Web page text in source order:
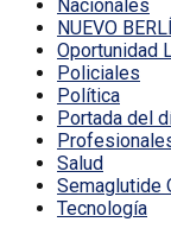
Nacionales
NUEVO
Oportunidad
Policiales
Política
Portada del
Salud
Semaglutide
Tecnología